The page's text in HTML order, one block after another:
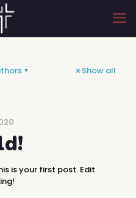
Show all
is your first post. Edit